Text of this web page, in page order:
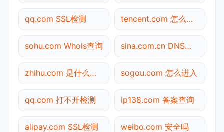
qq.com SSL检测 tencent.com 怎么进入
sohu.com Whois查询 sina.com.cn DNS解析
zhihu.com 是什么网站 sogou.com 怎么进入
qq.com 打不开检测 ip138.com 备案查询
alipay.com SSL检测 weibo.com 安全吗